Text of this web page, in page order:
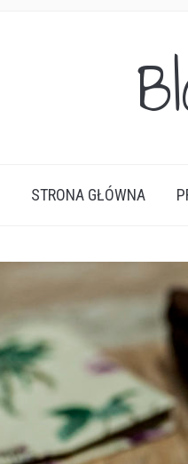
STRONA GŁÓWNA